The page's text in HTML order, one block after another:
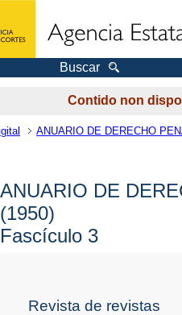
Buscar
Contido non
ANUARIO DE DERECHO
ANUARIO DE
(1950)
Fascículo 3
Revista de revistas